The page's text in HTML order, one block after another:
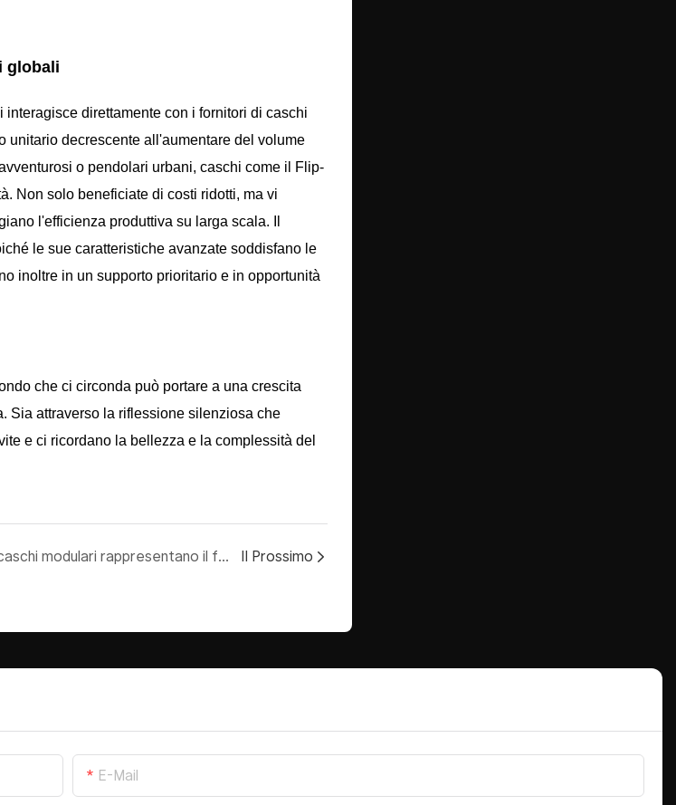
globali
direttamente con i fornitori di caschi
unitario decrescente all'aumentare del volume
o pendolari urbani, caschi come il Flip-
Non solo beneficiate di costi ridotti, ma vi
l'efficienza produttiva su larga scala. Il
le sue caratteristiche avanzate soddisfano le
inoltre in un supporto prioritario e in opportunità
che ci circonda può portare a una crescita
Sia attraverso la riflessione silenziosa che
e ci ricordano la bellezza e la complessità del
Perché i caschi modulari rappresentano il futuro della sicurezza in moto Il Prossimo
E-Mail